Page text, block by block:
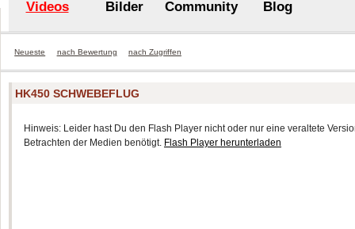
Videos Bilder Community Blog
Neueste nach Bewertung nach Zugriffen
HK450 SCHWEBEFLUG
Hinweis: Leider hast Du den Flash Player nicht oder nur eine veraltete
Betrachten der Medien benötigt. Flash Player herunterladen